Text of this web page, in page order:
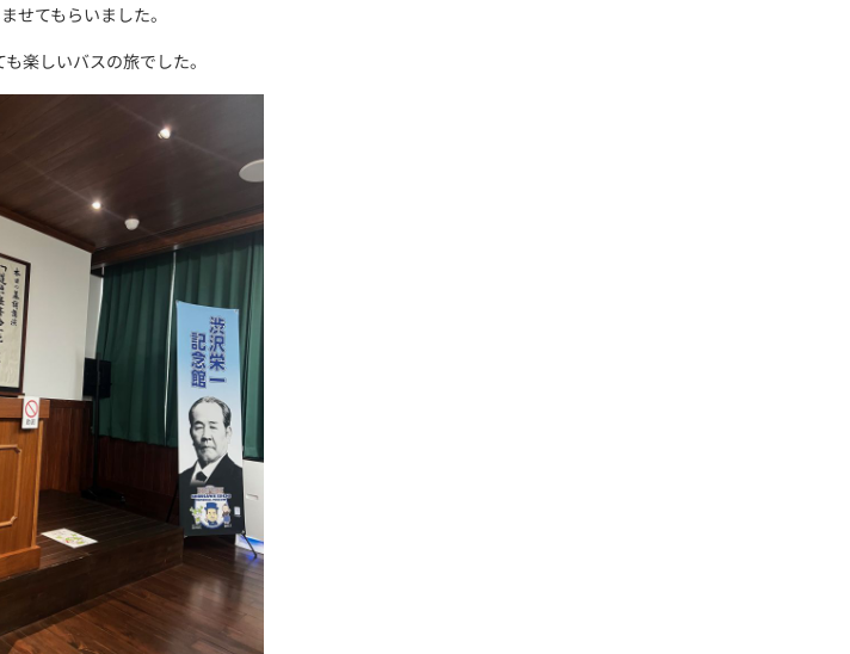
せてもらいました。
楽しいバスの旅でした。